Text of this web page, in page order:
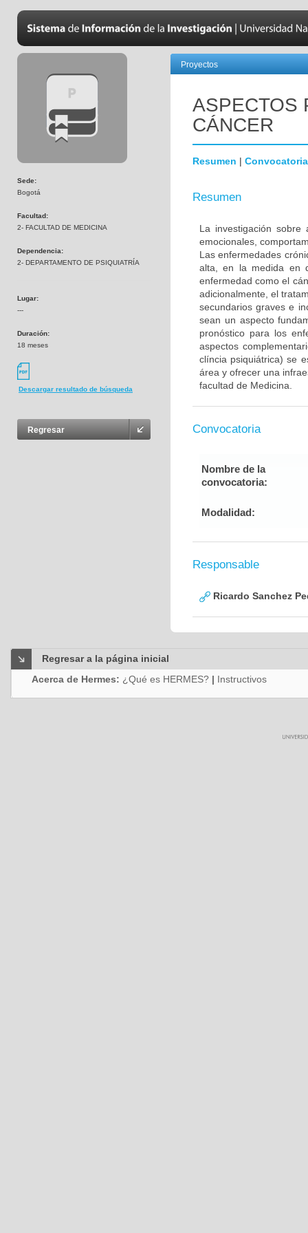
Sede:
Bogotá
Facultad:
2- FACULTAD DE MEDICINA
Dependencia:
2- DEPARTAMENTO DE PSIQUIATRÍA
Lugar:
---
Duración:
18 meses
Descargar resultado de búsqueda
Regresar
Proyectos
ASPECTOS
CÁNCER
Resumen | Convocatoria
Resumen
La investigación sobre
emocionales,
Las enfermedades
alta, en la medida en
enfermedad como el
adicionalmente, el
secundarios graves e
sean un aspecto
pronóstico para los
aspectos
clíncia psiquiátrica) se
área y ofrecer una
facultad de Medicina.
Convocatoria
Nombre de la
convocatoria:
Modalidad:
Responsable
Ricardo Sanchez
Regresar a la página inicial
Acerca de Hermes: ¿Qué es HERMES? | Instructivos